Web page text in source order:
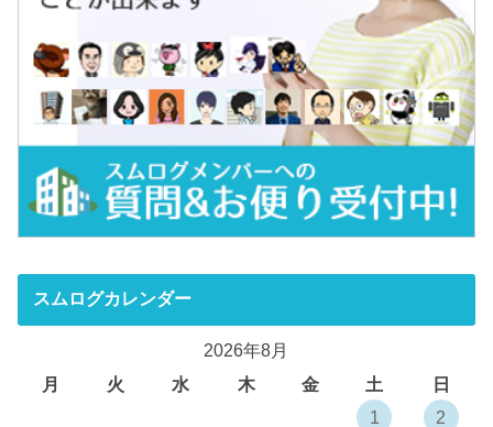
スムログカレンダー
2026年8月
月
火 水 木 金 土
日
1
2